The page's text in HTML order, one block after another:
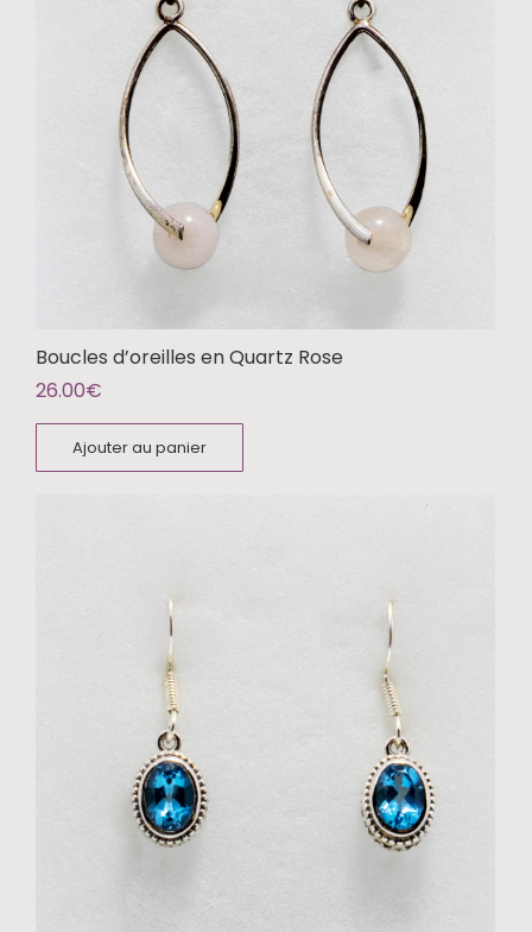
Boucles d’oreilles en Quartz Rose
26.00€
Ajouter au panier